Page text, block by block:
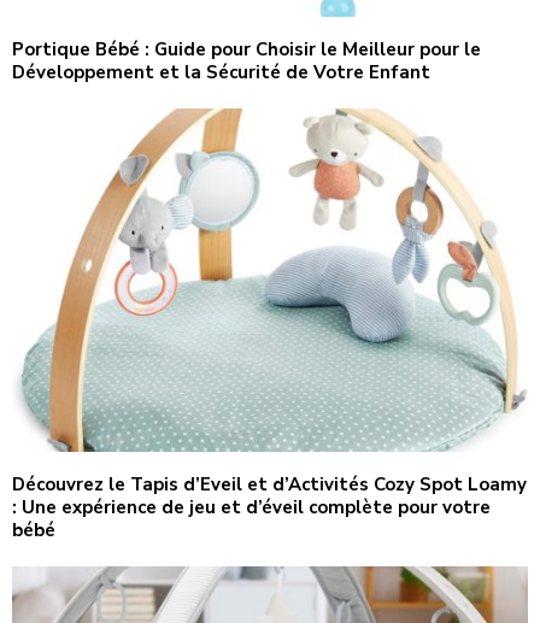
Portique Bébé : Guide pour Choisir le Meilleur pour le
Développement et la Sécurité de Votre Enfant
Découvrez le Tapis d’Eveil et d’Activités Cozy Spot Loamy
: Une expérience de jeu et d’éveil complète pour votre
bébé